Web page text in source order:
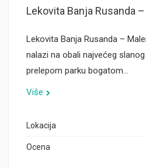
Lekovita Banja Rusanda
Lekovita Banja Rusanda –
nalazi na obali najvećeg
prelepom parku bogatom…
Više
Lokacija
Ocena